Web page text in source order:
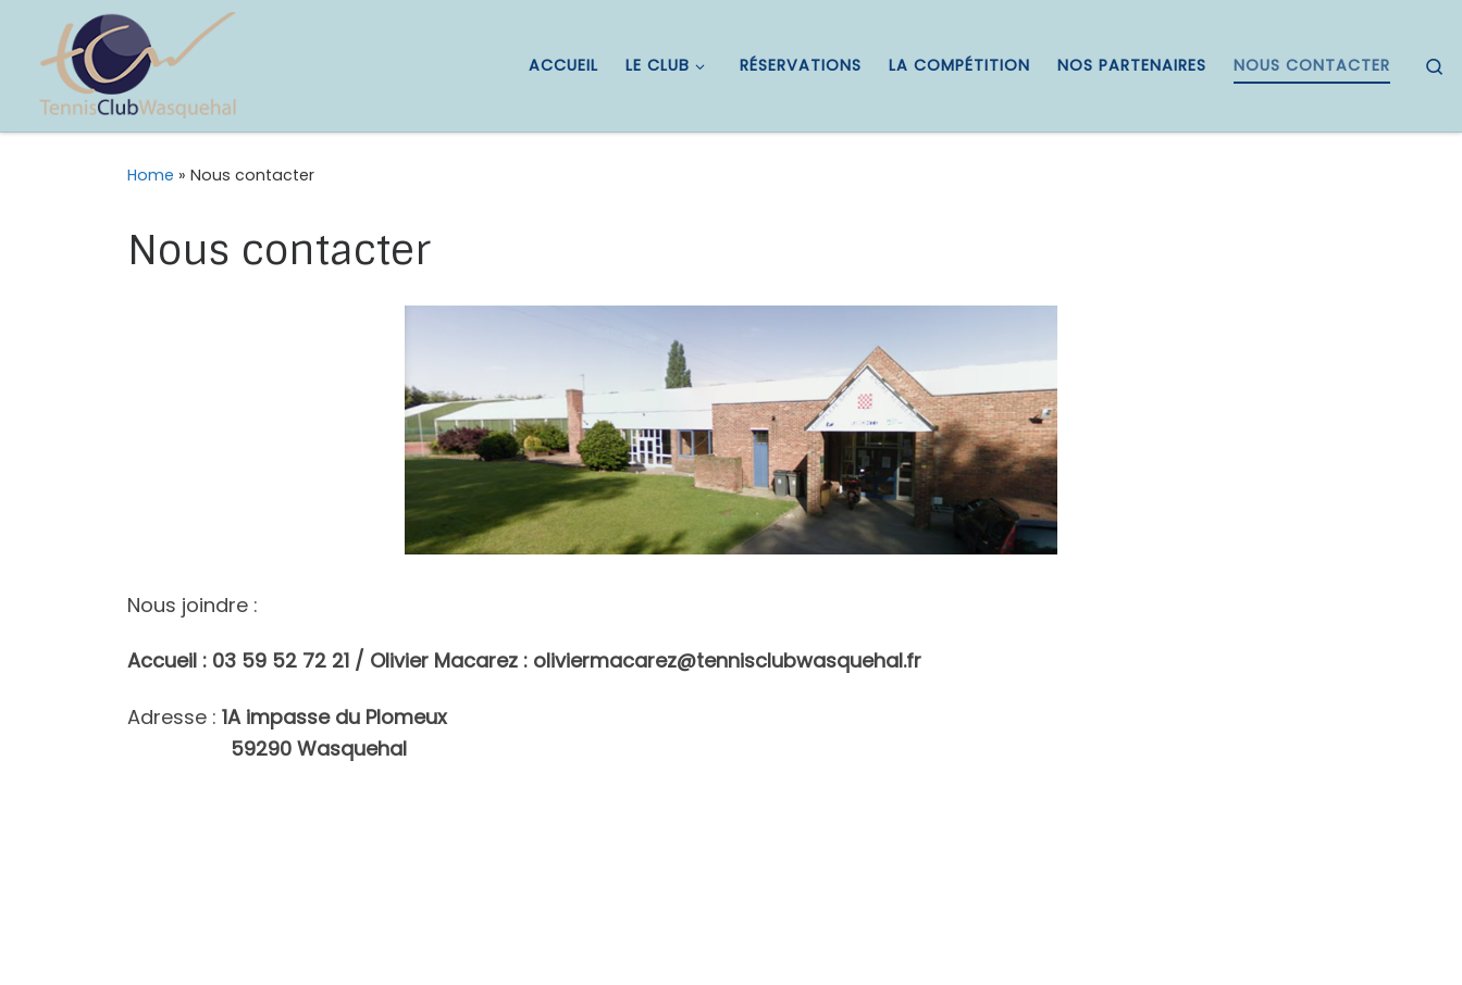
ACCUEIL LE CLUB RÉSERVATIONS LA COMPÉTITION NOS PARTENAIRES NOUS CONTACTER
Home » Nous contacter
Nous contacter
Nous joindre :
Accueil : 03 59 52 72 21 / Olivier Macarez : oliviermacarez@tennisclubwasquehal.fr
Adresse : 1A impasse du Plomeux
59290 Wasquehal